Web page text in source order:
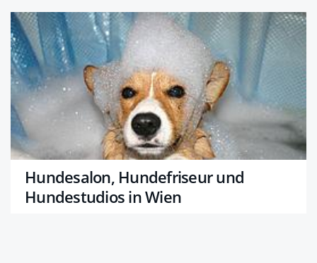
Hundesalon, Hundefriseur und
Hundestudios in Wien